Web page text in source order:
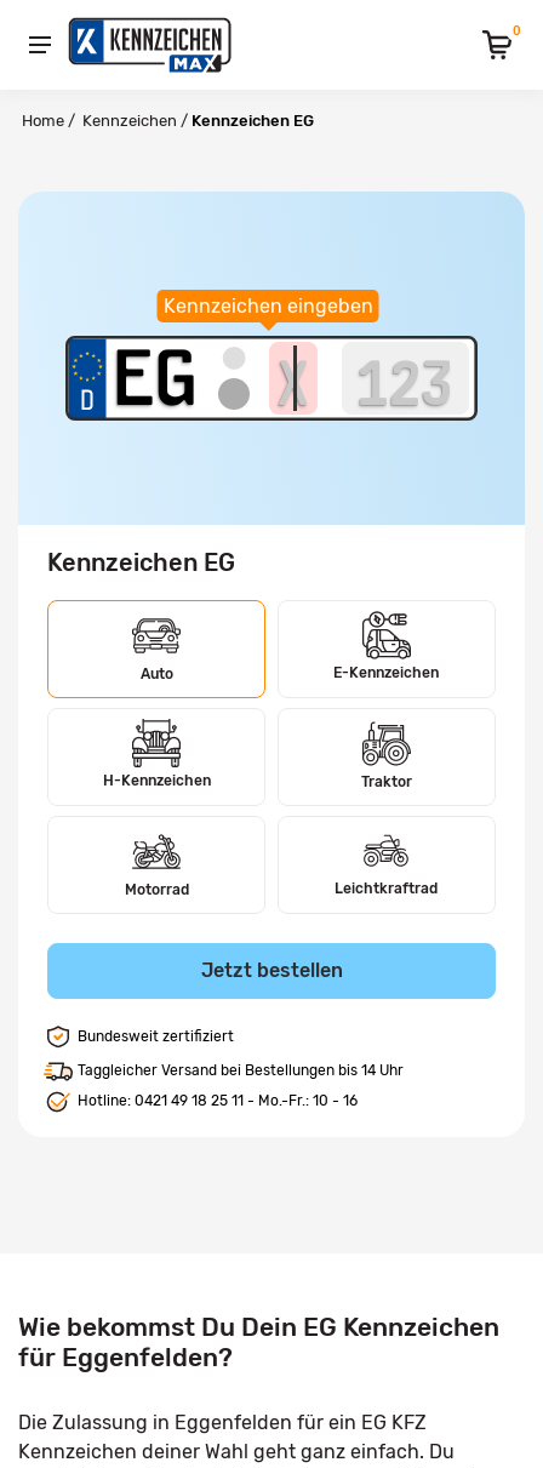
0
Home / Kennzeichen / Kennzeichen EG
Kennzeichen eingeben
Kennzeichen EG
Auto E-Kennzeichen
H-Kennzeichen Traktor
Motorrad Leichtkraftrad
Jetzt bestellen
Bundesweit zertifiziert
Taggleicher Versand bei Bestellungen bis 14 Uhr
Hotline: 0421 49 18 25 11 - Mo.-Fr.: 10 - 16
Wie bekommst Du Dein EG Kennzeichen
für Eggenfelden?
Die Zulassung in Eggenfelden für ein EG KFZ
Kennzeichen deiner Wahl geht ganz einfach. Du